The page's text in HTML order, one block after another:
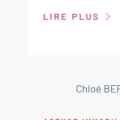
chambres, un
piscine côté Sud
Aucun vis à vis.
LIRE PLUS
Chloé